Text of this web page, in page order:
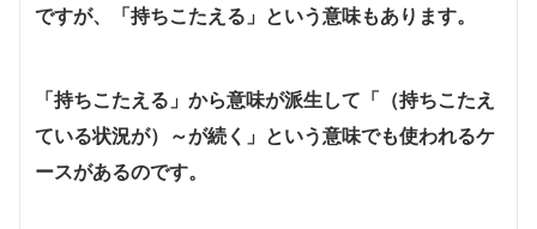
ですが、「持ちこたえる」という意味もあります。
「持ちこたえる」から意味が派生して「（持ちこたえ
ている状況が）～が続く」という意味でも使われるケ
ースがあるのです。